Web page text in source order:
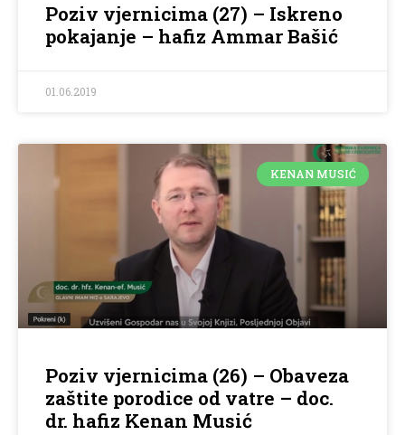
Poziv vjernicima (27) – Iskreno
pokajanje – hafiz Ammar Bašić
01.06.2019
KENAN MUSIĆ
Poziv vjernicima (26) – Obaveza
zaštite porodice od vatre – doc.
dr. hafiz Kenan Musić